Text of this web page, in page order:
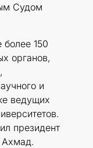
Судом
более 150
органов,
и
ведущих
президент
Ахмад.